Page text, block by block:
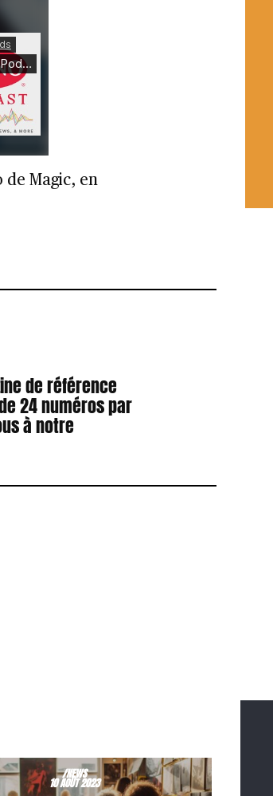
Magic, en
de référence
24 numéros par
à notre
/NEWS
10 AOÛT 2023